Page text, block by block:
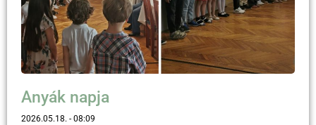
Anyák napja
2026.05.18. 08:09